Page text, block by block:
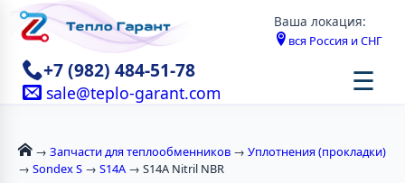
Ваша локация:
вся Россия и СНГ
+7 (982) 484-51-78
sale@teplo-garant.com ☰
→ Запчасти для теплообменников → Уплотнения (прокладки)
→ Sondex S → S14A → S14A Nitril NBR